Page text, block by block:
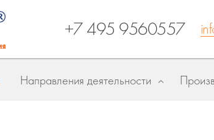
+7 495 9560557
Направления деятельности